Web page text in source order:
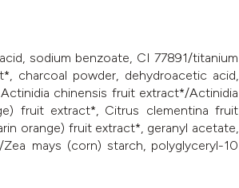
sodium benzoate, CI 77891/titanium
charcoal powder, dehydroacetic acid,
chinensis fruit extract*/Actinidia
fruit extract*, Citrus clementina fruit
orange) fruit extract*, geranyl acetate,
mays (corn) starch, polyglyceryl-10